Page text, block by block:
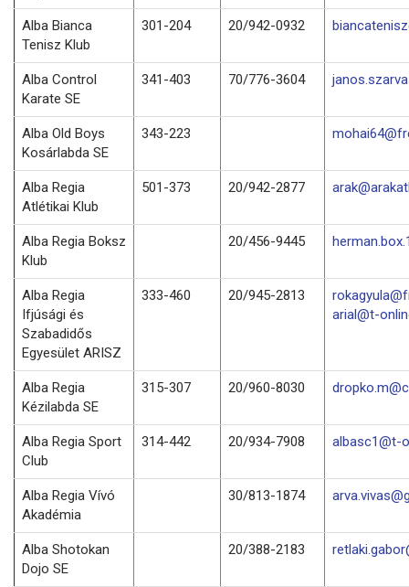
Alba Bianca
Tenisz Klub
301-204 20/942-0932
Alba Control
Karate SE
341-403 70/776-3604
Alba Old Boys
Kosárlabda SE
343-223
Alba Regia
Atlétikai Klub
501-373 20/942-2877
Alba Regia Boksz
Klub
20/456-9445
Alba Regia
Ifjúsági és
Szabadidős
Egyesület ARISZ
333-460 20/945-2813
arial@t-
Alba Regia
Kézilabda SE
315-307 20/960-8030
Alba Regia Sport
Club
314-442 20/934-7908 albasc1@t-
Alba Regia Vívó
Akadémia
30/813-1874
Alba Shotokan
Dojo SE
20/388-2183